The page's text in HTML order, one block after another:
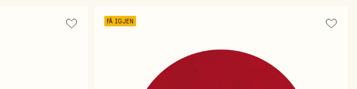
FÅ IGJEN